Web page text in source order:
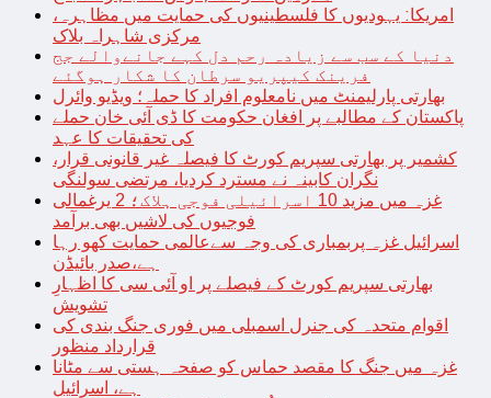
امریکا: یہودیوں کا فلسطینیوں کی حمایت میں مظاہرہ،
مرکزی شاہراہ بلاک
دنیا کے سب سے زیادہ رحم دل کہے جانےوالے جج
فرینک کیپریو سرطان کا شکار ہوگئے
بھارتی پارلیمنٹ میں نامعلوم افراد کا حملہ؛ ویڈیو وائرل
پاکستان کے مطالبے پر افغان حکومت کا ڈی آئی خان حملے
کی تحقیقات کا عہد
کشمیر پر بھارتی سپریم کورٹ کا فیصلہ غیر قانونی قرار،
نگران کابینہ نے مسترد کردیا، مرتضی سولنگی
غزہ میں مزید 10 اسرائیلی فوجی ہلاک؛ 2 یرغمالی
فوجیوں کی لاشیں بھی برآمد
اسرائیل غزہ پربمباری کی وجہ سےعالمی حمایت کھو رہا
ہے،صدر بائیڈن
بھارتی سپریم کورٹ کے فیصلے پر او آئی سی کا اظہارِ
تشویش
اقوام متحدہ کی جنرل اسمبلی میں فوری جنگ بندی کی
قرارداد منظور
غزہ میں جنگ کا مقصد حماس کو صفحہ ہستی سے مٹانا
ہے، اسرائیل